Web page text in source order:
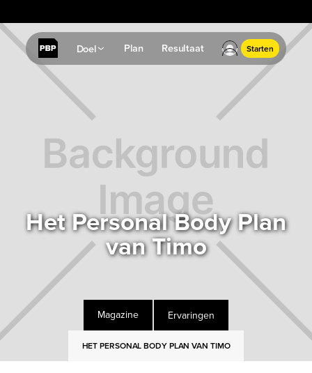
Doel Plan Resultaat Starten
Het Personal Body Plan
van Timo
Magazine Ervaringen
HET PERSONAL BODY PLAN VAN TIMO